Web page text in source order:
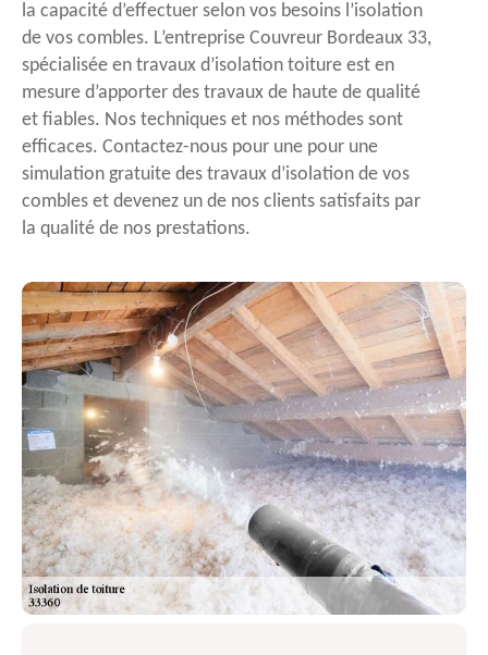
la capacité d’effectuer selon vos besoins l’isolation
de vos combles. L’entreprise Couvreur Bordeaux 33,
spécialisée en travaux d’isolation toiture est en
mesure d’apporter des travaux de haute de qualité
et fiables. Nos techniques et nos méthodes sont
efficaces. Contactez-nous pour une pour une
simulation gratuite des travaux d’isolation de vos
combles et devenez un de nos clients satisfaits par
la qualité de nos prestations.